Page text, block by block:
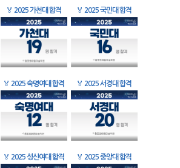
🏅 2025 가천대 합격 🏅 2025 국민대 합격
🏅 2025 숙명여대 합격 🏅 2025 서경대 합격
🏅 2025 성신여대 합격 🏅 2025 중앙대 합격